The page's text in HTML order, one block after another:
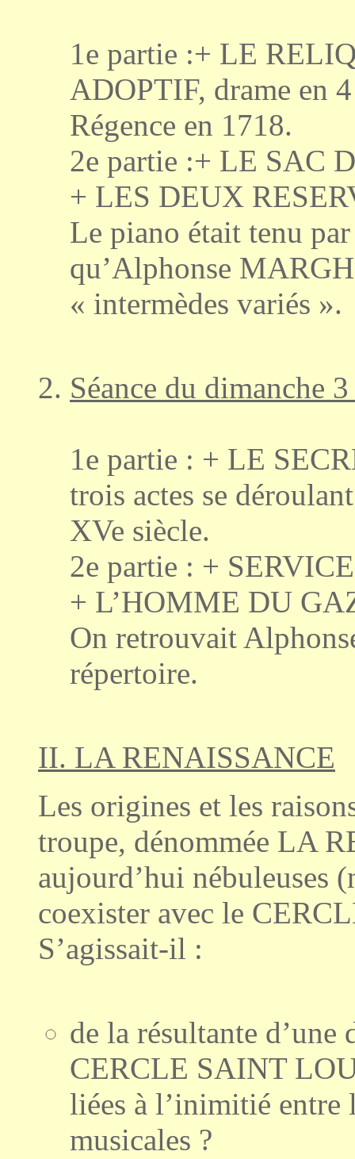
1e partie :+ LE
ADOPTIF, drame en
Régence en 1718.
2e partie :+ LE SAC
+ LES DEUX
Le piano était tenu
qu’Alphonse
« intermèdes variés ».
Séance du dimanche
1e partie : + LE
trois actes se
XVe siècle.
2e partie : +
+ L’HOMME DU
On retrouvait
répertoire.
II. LA RENAISSANCE
Les origines et les
troupe, dénommée LA
aujourd’hui nébuleuses
coexister avec le
S’agissait-il :
de la résultante d’une
CERCLE SAINT
liées à l’inimitié entre
musicales ?